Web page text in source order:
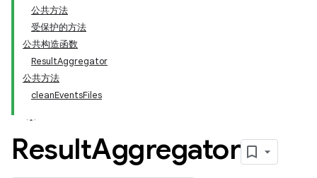
公共方法
受保护的方法
公共构造函数
ResultAggregator
公共方法
cleanEventsFiles
ResultAggregator